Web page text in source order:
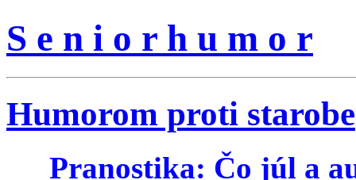
S e n i o r h u m o r
Humorom proti starobe
Pranostika: Čo júl a